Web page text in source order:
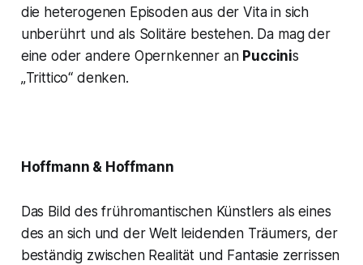
die heterogenen Episoden aus der Vita in sich
unberührt und als Solitäre bestehen. Da mag der
eine oder andere Opernkenner an Puccinis
„Trittico“ denken.
Hoffmann & Hoffmann
Das Bild des frühromantischen Künstlers als eines
des an sich und der Welt leidenden Träumers, der
beständig zwischen Realität und Fantasie zerrissen